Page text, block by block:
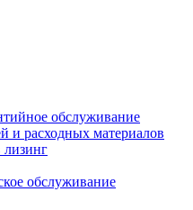
обслуживание
и расходных материалов
лизинг
обслуживание